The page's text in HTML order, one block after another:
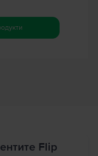
Flip